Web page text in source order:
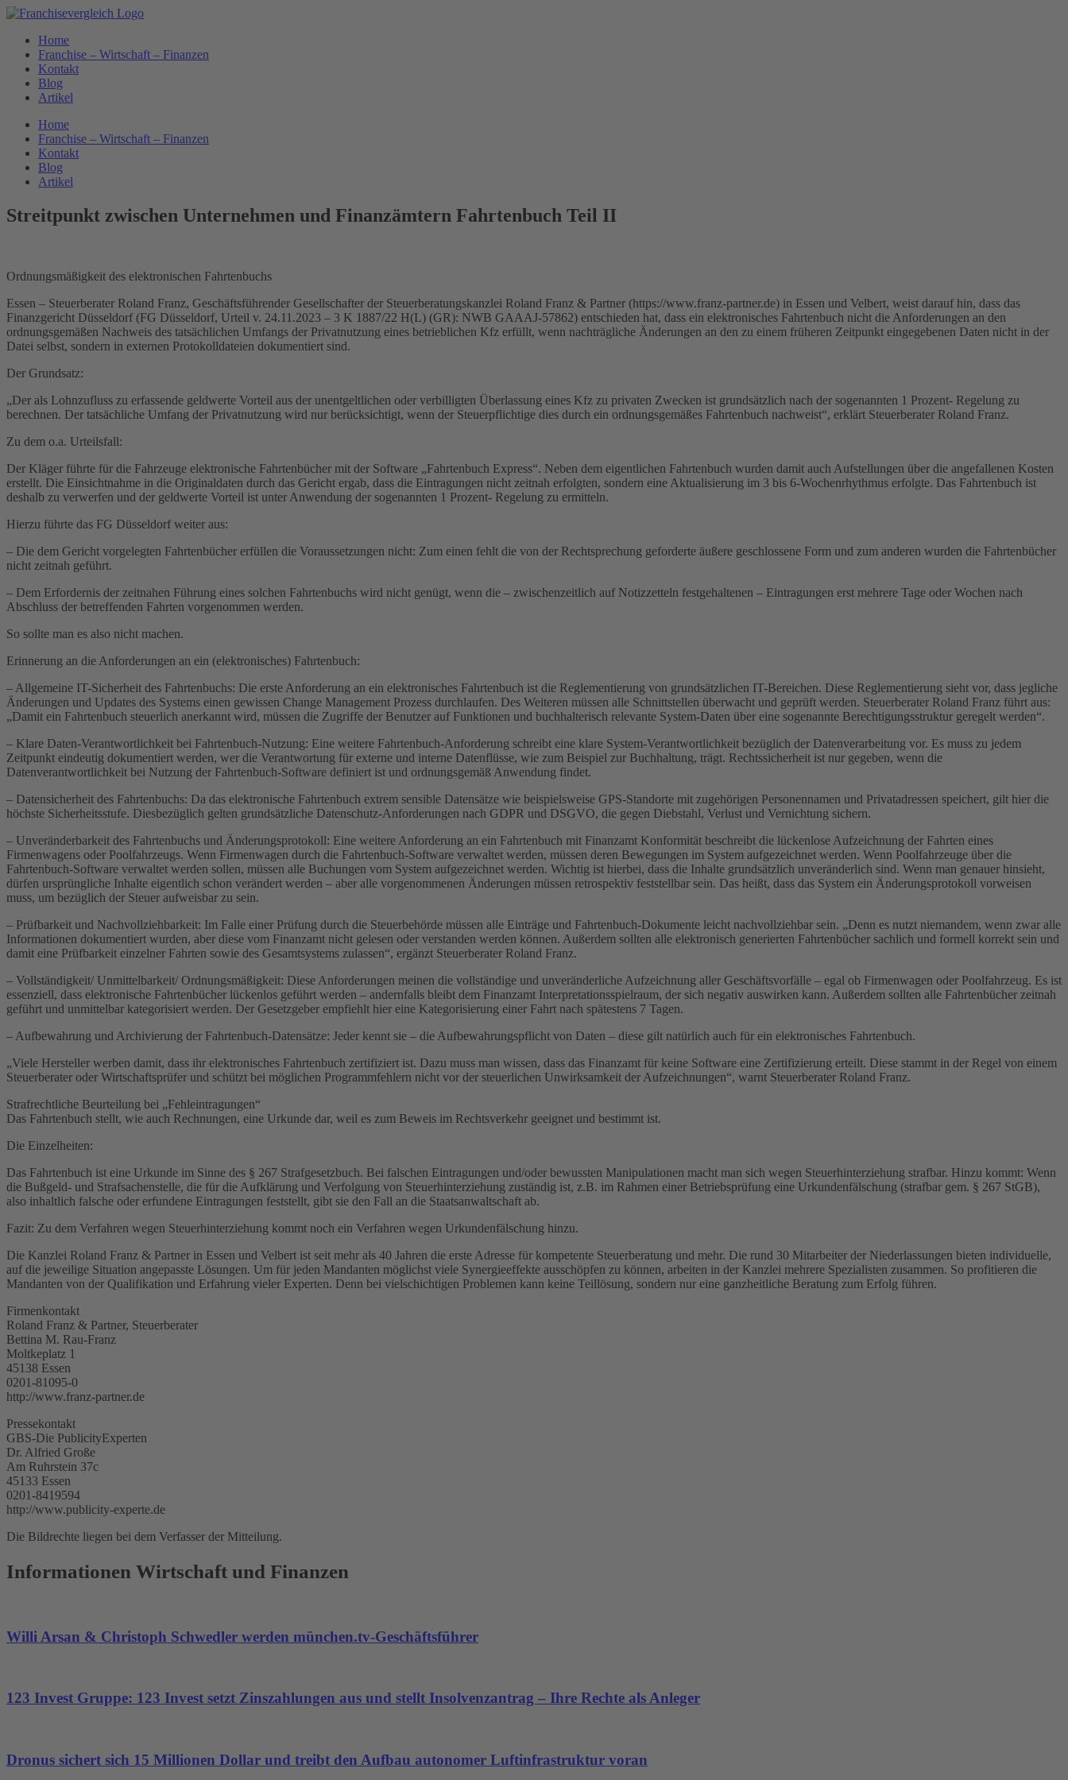
Zum
springenHome
Franchise – Wirtschaft – Finanzen
Kontakt
Blog
Artikel
Home
Franchise – Wirtschaft – Finanzen
Kontakt
Blog
Artikel
Streitpunkt zwischen Unternehmen und Finanzämtern Fahrtenbuch Teil II
Ordnungsmäßigkeit des elektronischen Fahrtenbuchs
Essen – Steuerberater Roland Franz, Geschäftsführender Gesellschafter der Steuerberatungskanzlei Roland Franz & Partner (https://www.franz-partner.de) in Essen und Velbert, weist darauf hin, dass das
Finanzgericht Düsseldorf (FG Düsseldorf, Urteil v. 24.11.2023 – 3 K 1887/22 H(L) (GR): NWB GAAAJ-57862) entschieden hat, dass ein elektronisches Fahrtenbuch nicht die Anforderungen an den
ordnungsgemäßen Nachweis des tatsächlichen Umfangs der Privatnutzung eines betrieblichen Kfz erfüllt, wenn nachträgliche Änderungen an den zu einem früheren Zeitpunkt eingegebenen Daten nicht in der
Datei selbst, sondern in externen Protokolldateien dokumentiert sind.
Der Grundsatz:
„Der als Lohnzufluss zu erfassende geldwerte Vorteil aus der unentgeltlichen oder verbilligten Überlassung eines Kfz zu privaten Zwecken ist grundsätzlich nach der sogenannten 1 Prozent- Regelung zu
berechnen. Der tatsächliche Umfang der Privatnutzung wird nur berücksichtigt, wenn der Steuerpflichtige dies durch ein ordnungsgemäßes Fahrtenbuch nachweist“, erklärt Steuerberater Roland Franz.
Zu dem o.a. Urteilsfall:
Der Kläger führte für die Fahrzeuge elektronische Fahrtenbücher mit der Software „Fahrtenbuch Express“. Neben dem eigentlichen Fahrtenbuch wurden damit auch Aufstellungen über die angefallenen Kosten
erstellt. Die Einsichtnahme in die Originaldaten durch das Gericht ergab, dass die Eintragungen nicht zeitnah erfolgten, sondern eine Aktualisierung im 3 bis 6-Wochenrhythmus erfolgte. Das Fahrtenbuch ist
deshalb zu verwerfen und der geldwerte Vorteil ist unter Anwendung der sogenannten 1 Prozent- Regelung zu ermitteln.
Hierzu führte das FG Düsseldorf weiter aus:
– Die dem Gericht vorgelegten Fahrtenbücher erfüllen die Voraussetzungen nicht: Zum einen fehlt die von der Rechtsprechung geforderte äußere geschlossene Form und zum anderen wurden die Fahrtenbücher
nicht zeitnah geführt.
– Dem Erfordernis der zeitnahen Führung eines solchen Fahrtenbuchs wird nicht genügt, wenn die – zwischenzeitlich auf Notizzetteln festgehaltenen – Eintragungen erst mehrere Tage oder Wochen nach
Abschluss der betreffenden Fahrten vorgenommen werden.
So sollte man es also nicht machen.
Erinnerung an die Anforderungen an ein (elektronisches) Fahrtenbuch:
– Allgemeine IT-Sicherheit des Fahrtenbuchs: Die erste Anforderung an ein elektronisches Fahrtenbuch ist die Reglementierung von grundsätzlichen IT-Bereichen. Diese Reglementierung sieht vor, dass jegliche
Änderungen und Updates des Systems einen gewissen Change Management Prozess durchlaufen. Des Weiteren müssen alle Schnittstellen überwacht und geprüft werden. Steuerberater Roland Franz führt aus:
„Damit ein Fahrtenbuch steuerlich anerkannt wird, müssen die Zugriffe der Benutzer auf Funktionen und buchhalterisch relevante System-Daten über eine sogenannte Berechtigungsstruktur geregelt werden“.
– Klare Daten-Verantwortlichkeit bei Fahrtenbuch-Nutzung: Eine weitere Fahrtenbuch-Anforderung schreibt eine klare System-Verantwortlichkeit bezüglich der Datenverarbeitung vor. Es muss zu jedem
Zeitpunkt eindeutig dokumentiert werden, wer die Verantwortung für externe und interne Datenflüsse, wie zum Beispiel zur Buchhaltung, trägt. Rechtssicherheit ist nur gegeben, wenn die
Datenverantwortlichkeit bei Nutzung der Fahrtenbuch-Software definiert ist und ordnungsgemäß Anwendung findet.
– Datensicherheit des Fahrtenbuchs: Da das elektronische Fahrtenbuch extrem sensible Datensätze wie beispielsweise GPS-Standorte mit zugehörigen Personennamen und Privatadressen speichert, gilt hier die
höchste Sicherheitsstufe. Diesbezüglich gelten grundsätzliche Datenschutz-Anforderungen nach GDPR und DSGVO, die gegen Diebstahl, Verlust und Vernichtung sichern.
– Unveränderbarkeit des Fahrtenbuchs und Änderungsprotokoll: Eine weitere Anforderung an ein Fahrtenbuch mit Finanzamt Konformität beschreibt die lückenlose Aufzeichnung der Fahrten eines
Firmenwagens oder Poolfahrzeugs. Wenn Firmenwagen durch die Fahrtenbuch-Software verwaltet werden, müssen deren Bewegungen im System aufgezeichnet werden. Wenn Poolfahrzeuge über die
Fahrtenbuch-Software verwaltet werden sollen, müssen alle Buchungen vom System aufgezeichnet werden. Wichtig ist hierbei, dass die Inhalte grundsätzlich unveränderlich sind. Wenn man genauer hinsieht,
dürfen ursprüngliche Inhalte eigentlich schon verändert werden – aber alle vorgenommenen Änderungen müssen retrospektiv feststellbar sein. Das heißt, dass das System ein Änderungsprotokoll vorweisen
muss, um bezüglich der Steuer aufweisbar zu sein.
– Prüfbarkeit und Nachvollziehbarkeit: Im Falle einer Prüfung durch die Steuerbehörde müssen alle Einträge und Fahrtenbuch-Dokumente leicht nachvollziehbar sein. „Denn es nutzt niemandem, wenn zwar alle
Informationen dokumentiert wurden, aber diese vom Finanzamt nicht gelesen oder verstanden werden können. Außerdem sollten alle elektronisch generierten Fahrtenbücher sachlich und formell korrekt sein und
damit eine Prüfbarkeit einzelner Fahrten sowie des Gesamtsystems zulassen“, ergänzt Steuerberater Roland Franz.
– Vollständigkeit/ Unmittelbarkeit/ Ordnungsmäßigkeit: Diese Anforderungen meinen die vollständige und unveränderliche Aufzeichnung aller Geschäftsvorfälle – egal ob Firmenwagen oder Poolfahrzeug. Es ist
essenziell, dass elektronische Fahrtenbücher lückenlos geführt werden – andernfalls bleibt dem Finanzamt Interpretationsspielraum, der sich negativ auswirken kann. Außerdem sollten alle Fahrtenbücher zeitnah
geführt und unmittelbar kategorisiert werden. Der Gesetzgeber empfiehlt hier eine Kategorisierung einer Fahrt nach spätestens 7 Tagen.
– Aufbewahrung und Archivierung der Fahrtenbuch-Datensätze: Jeder kennt sie – die Aufbewahrungspflicht von Daten – diese gilt natürlich auch für ein elektronisches Fahrtenbuch.
„Viele Hersteller werben damit, dass ihr elektronisches Fahrtenbuch zertifiziert ist. Dazu muss man wissen, dass das Finanzamt für keine Software eine Zertifizierung erteilt. Diese stammt in der Regel von einem
Steuerberater oder Wirtschaftsprüfer und schützt bei möglichen Programmfehlern nicht vor der steuerlichen Unwirksamkeit der Aufzeichnungen“, warnt Steuerberater Roland Franz.
Strafrechtliche Beurteilung bei „Fehleintragungen“
Das Fahrtenbuch stellt, wie auch Rechnungen, eine Urkunde dar, weil es zum Beweis im Rechtsverkehr geeignet und bestimmt ist.
Die Einzelheiten:
Das Fahrtenbuch ist eine Urkunde im Sinne des § 267 Strafgesetzbuch. Bei falschen Eintragungen und/oder bewussten Manipulationen macht man sich wegen Steuerhinterziehung strafbar. Hinzu kommt: Wenn
die Bußgeld- und Strafsachenstelle, die für die Aufklärung und Verfolgung von Steuerhinterziehung zuständig ist, z.B. im Rahmen einer Betriebsprüfung eine Urkundenfälschung (strafbar gem. § 267 StGB),
also inhaltlich falsche oder erfundene Eintragungen feststellt, gibt sie den Fall an die Staatsanwaltschaft ab.
Fazit: Zu dem Verfahren wegen Steuerhinterziehung kommt noch ein Verfahren wegen Urkundenfälschung hinzu.
Die Kanzlei Roland Franz & Partner in Essen und Velbert ist seit mehr als 40 Jahren die erste Adresse für kompetente Steuerberatung und mehr. Die rund 30 Mitarbeiter der Niederlassungen bieten individuelle,
auf die jeweilige Situation angepasste Lösungen. Um für jeden Mandanten möglichst viele Synergieeffekte ausschöpfen zu können, arbeiten in der Kanzlei mehrere Spezialisten zusammen. So profitieren die
Mandanten von der Qualifikation und Erfahrung vieler Experten. Denn bei vielschichtigen Problemen kann keine Teillösung, sondern nur eine ganzheitliche Beratung zum Erfolg führen.
Firmenkontakt
Roland Franz & Partner, Steuerberater
Bettina M. Rau-Franz
Moltkeplatz 1
45138 Essen
0201-81095-0
http://www.franz-partner.de
Pressekontakt
GBS-Die PublicityExperten
Dr. Alfried Große
Am Ruhrstein 37c
45133 Essen
0201-8419594
http://www.publicity-experte.de
Die Bildrechte liegen bei dem Verfasser der Mitteilung.
Informationen Wirtschaft und Finanzen
Willi Arsan & Christoph Schwedler werden münchen.tv-Geschäftsführer
123 Invest Gruppe: 123 Invest setzt Zinszahlungen aus und stellt Insolvenzantrag – Ihre Rechte als Anleger
Dronus sichert sich 15 Millionen Dollar und treibt den Aufbau autonomer Luftinfrastruktur voran